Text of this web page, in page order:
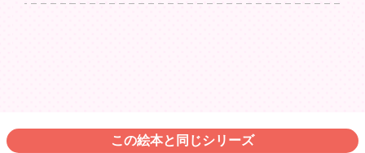
この絵本と同じシリーズ